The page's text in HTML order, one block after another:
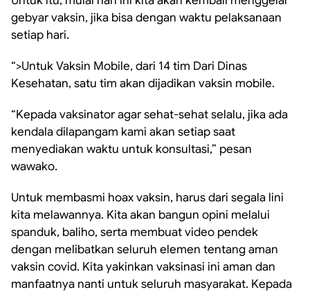
gebyar vaksin, jika bisa dengan waktu pelaksanaan
setiap hari.
“>Untuk Vaksin Mobile, dari 14 tim Dari Dinas
Kesehatan, satu tim akan dijadikan vaksin mobile.
“Kepada vaksinator agar sehat-sehat selalu, jika ada
kendala dilapangam kami akan setiap saat
menyediakan waktu untuk konsultasi,” pesan
wawako.
Untuk membasmi hoax vaksin, harus dari segala lini
kita melawannya. Kita akan bangun opini melalui
spanduk, baliho, serta membuat video pendek
dengan melibatkan seluruh elemen tentang aman
vaksin covid. Kita yakinkan vaksinasi ini aman dan
manfaatnya nanti untuk seluruh masyarakat. Kepada